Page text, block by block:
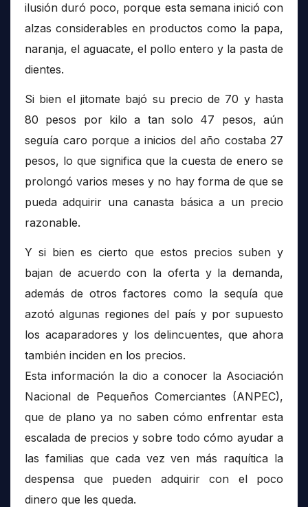
ilusión duró poco, porque esta semana inició con
alzas considerables en productos como la papa,
naranja, el aguacate, el pollo entero y la pasta de
dientes.
Si bien el jitomate bajó su precio de 70 y hasta
80 pesos por kilo a tan solo 47 pesos, aún
seguía caro porque a inicios del año costaba 27
pesos, lo que significa que la cuesta de enero se
prolongó varios meses y no hay forma de que se
pueda adquirir una canasta básica a un precio
razonable.
Y si bien es cierto que estos precios suben y
bajan de acuerdo con la oferta y la demanda,
además de otros factores como la sequía que
azotó algunas regiones del país y por supuesto
los acaparadores y los delincuentes, que ahora
también inciden en los precios.
Esta información la dio a conocer la Asociación
Nacional de Pequeños Comerciantes (ANPEC),
que de plano ya no saben cómo enfrentar esta
escalada de precios y sobre todo cómo ayudar a
las familias que cada vez ven más raquítica la
despensa que pueden adquirir con el poco
dinero que les queda.